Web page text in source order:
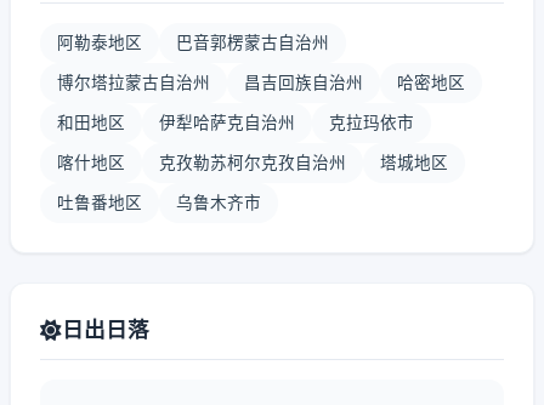
阿勒泰地区 巴音郭楞蒙古自治州
博尔塔拉蒙古自治州 昌吉回族自治州 哈密地区
和田地区 伊犁哈萨克自治州 克拉玛依市
喀什地区 克孜勒苏柯尔克孜自治州 塔城地区
吐鲁番地区 乌鲁木齐市
日出日落